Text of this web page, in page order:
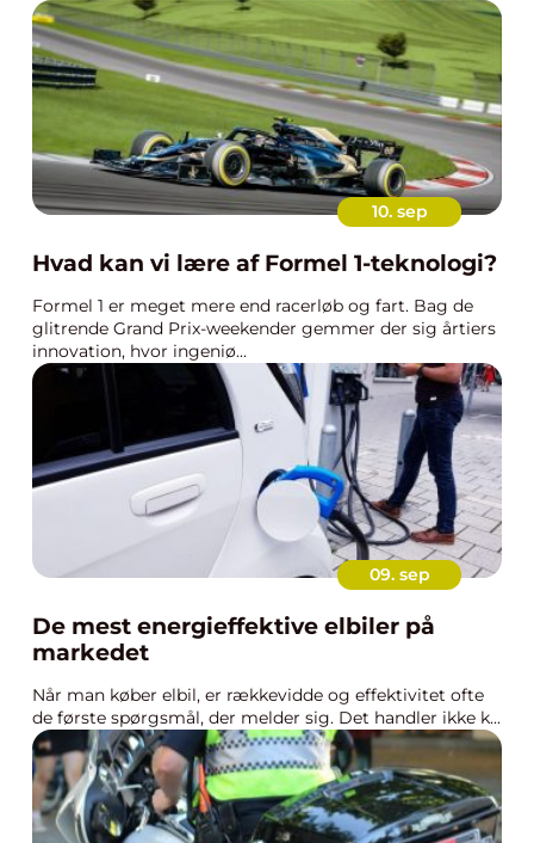
10. sep
Hvad kan vi lære af Formel 1-teknologi?
Formel 1 er meget mere end racerløb og fart. Bag de
glitrende Grand Prix-weekender gemmer der sig årtiers
innovation, hvor ingeniø...
09. sep
De mest energieffektive elbiler på
markedet
Når man køber elbil, er rækkevidde og effektivitet ofte
de første spørgsmål, der melder sig. Det handler ikke k...